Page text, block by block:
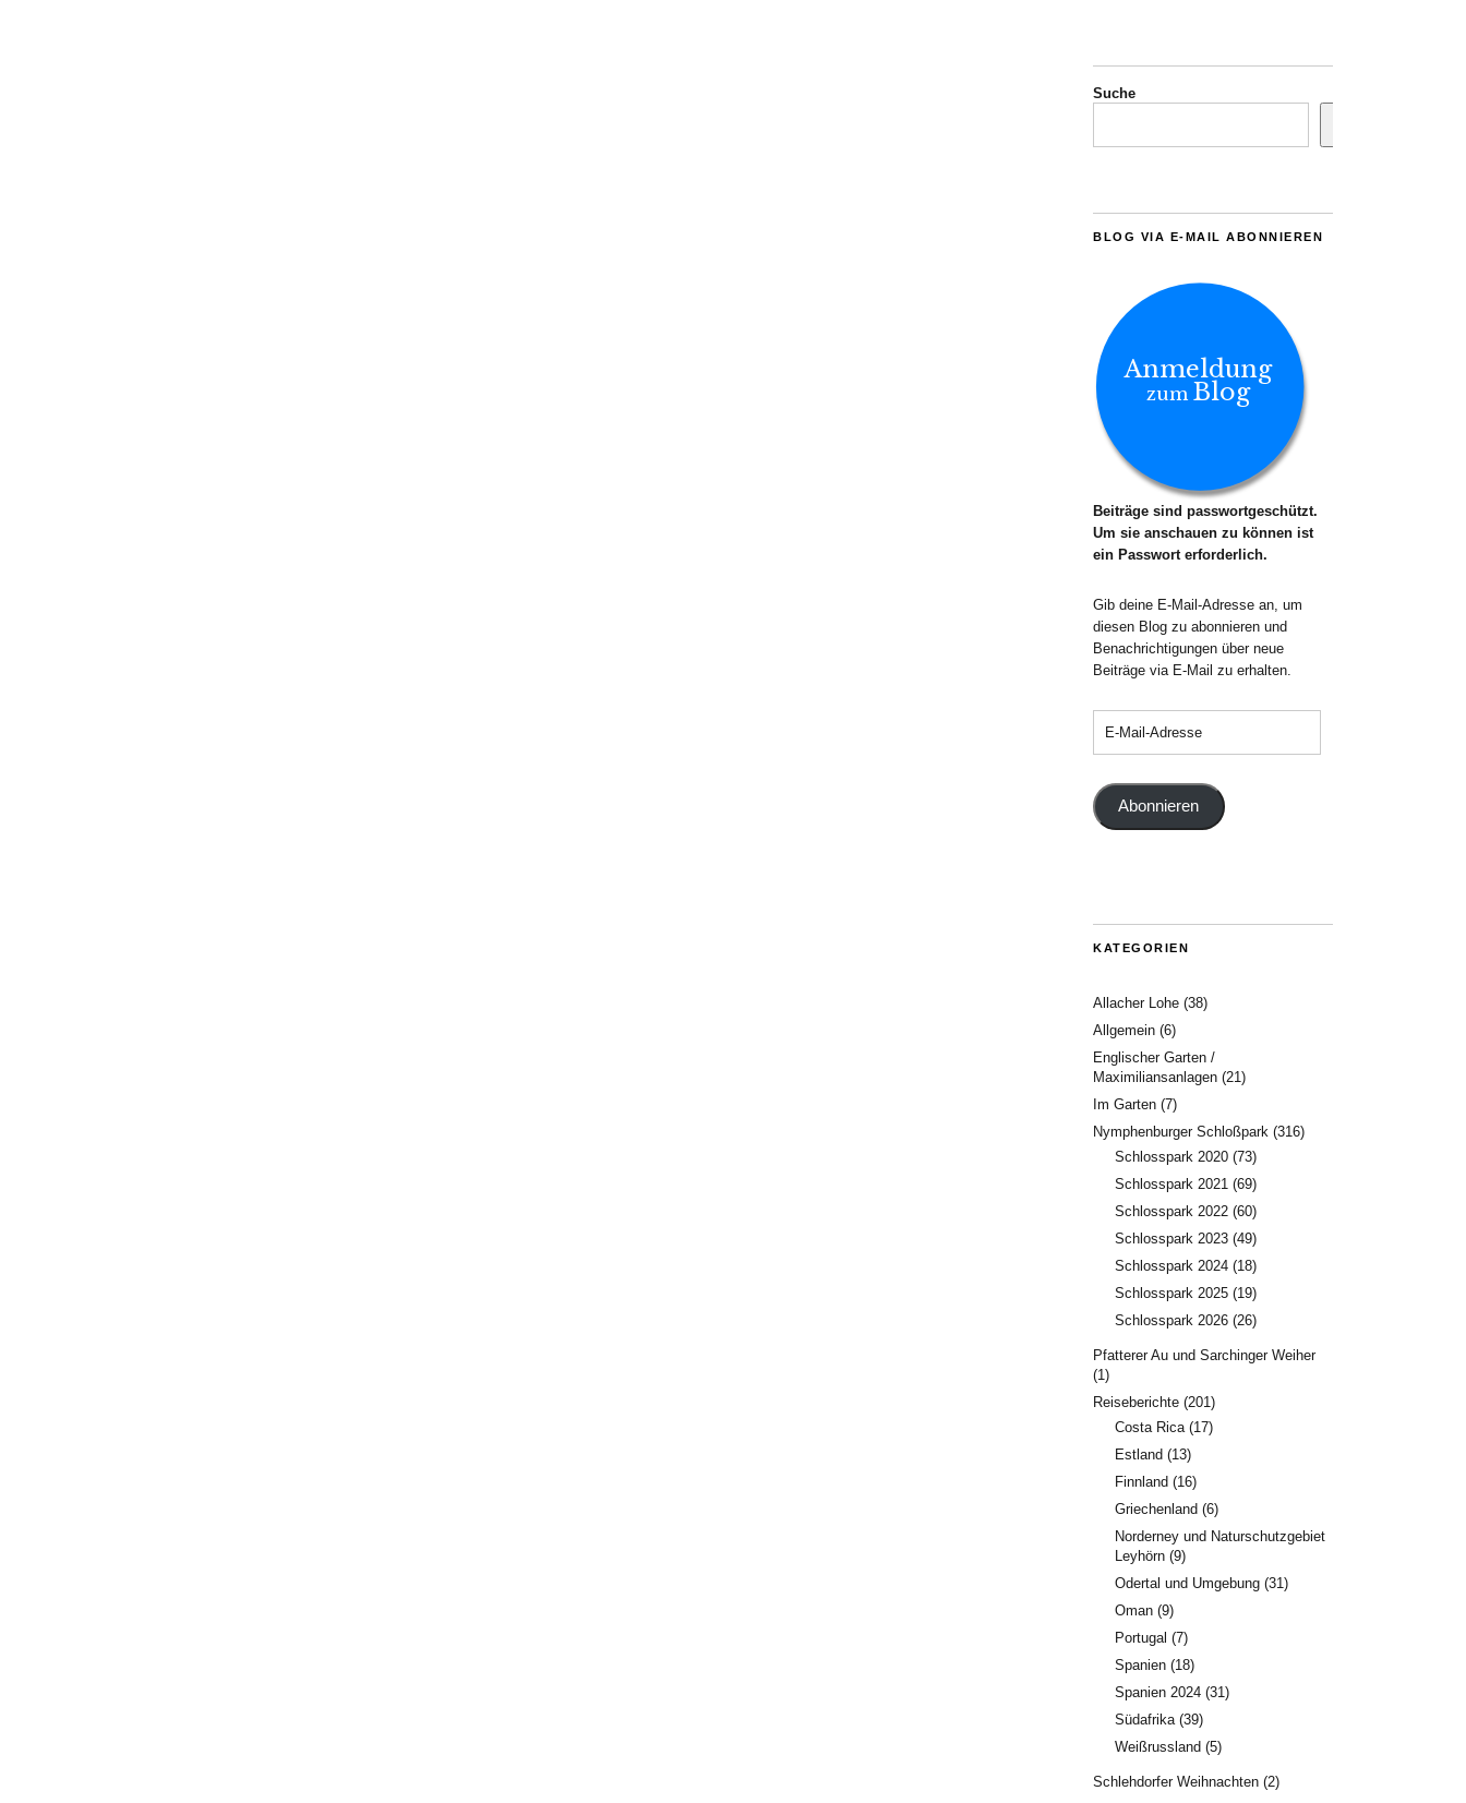
Suche
BLOG VIA E-MAIL ABONNIEREN
Anmeldung
zum Blog
Beiträge sind passwortgeschützt.
Um sie anschauen zu können ist
ein Passwort erforderlich.
Gib deine E-Mail-Adresse an, um
diesen Blog zu abonnieren und
Benachrichtigungen über neue
Beiträge via E-Mail zu erhalten.
Abonnieren
KATEGORIEN
Allacher Lohe (38)
Allgemein (6)
Englischer Garten /
Maximiliansanlagen (21)
Im Garten (7)
Nymphenburger Schloßpark (316)
Schlosspark 2020 (73)
Schlosspark 2021 (69)
Schlosspark 2022 (60)
Schlosspark 2023 (49)
Schlosspark 2024 (18)
Schlosspark 2025 (19)
Schlosspark 2026 (26)
Pfatterer Au und Sarchinger Weiher
(1)
Reiseberichte (201)
Costa Rica(17)
Estland (13)
Finnland (16)
Griechenland (6)
Norderney und Naturschutzgebiet
Leyhörn (9)
Odertal und Umgebung (31)
Oman (9)
Portugal (7)
Spanien (18)
Spanien 2024 (31)
Südafrika(39)
Weißrussland (5)
Schlehdorfer Weihnachten (2)